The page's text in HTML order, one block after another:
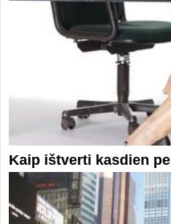
Kaip ištverti kasdien